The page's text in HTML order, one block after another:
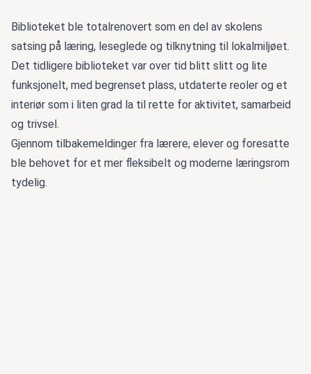
Biblioteket ble totalrenovert som en del av skolens
satsing på læring, leseglede og tilknytning til lokalmiljøet.
Det tidligere biblioteket var over tid blitt slitt og lite
funksjonelt, med begrenset plass, utdaterte reoler og et
interiør som i liten grad la til rette for aktivitet, samarbeid
og trivsel.
Gjennom tilbakemeldinger fra lærere, elever og foresatte
ble behovet for et mer fleksibelt og moderne læringsrom
tydelig.